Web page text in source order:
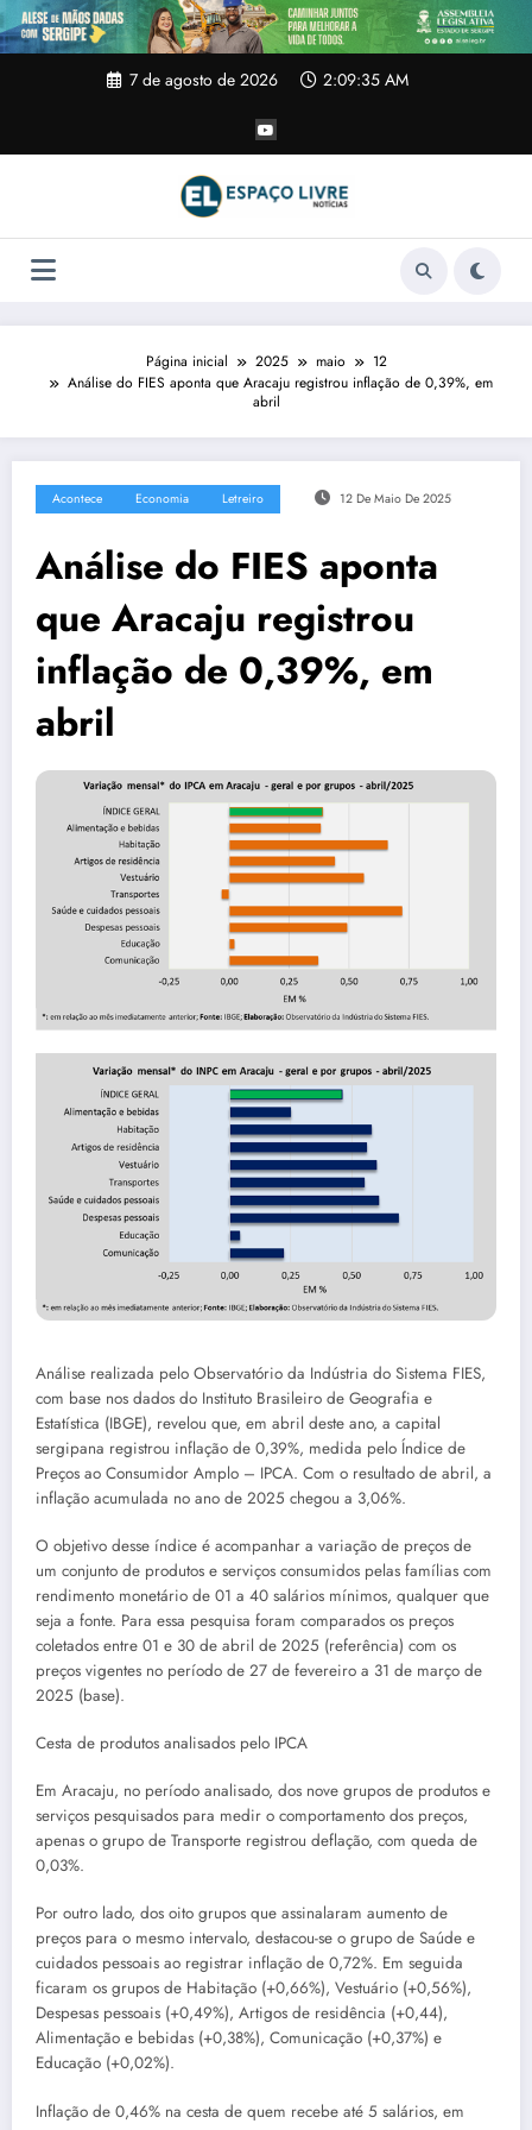
Pular
para
o
7 de agosto de 2026 2:09:36 AM
Página inicial 2025 maio
12
Análise do FIES aponta que Aracaju registrou inflação de 0,39%, em
abril
Acontece Economia Letreiro 12 De Maio De 2025
Análise do FIES aponta
que Aracaju registrou
inflação de 0,39%, em
abril
Análise realizada pelo Observatório da Indústria do Sistema FIES,
com base nos dados do Instituto Brasileiro de Geografia e
Estatística (IBGE), revelou que, em abril deste ano, a capital
sergipana registrou inflação de 0,39%, medida pelo Índice de
Preços ao Consumidor Amplo – IPCA. Com o resultado de abril, a
inflação acumulada no ano de 2025 chegou a 3,06%.
O objetivo desse índice é acompanhar a variação de preços de
um conjunto de produtos e serviços consumidos pelas famílias com
rendimento monetário de 01 a 40 salários mínimos, qualquer que
seja a fonte. Para essa pesquisa foram comparados os preços
coletados entre 01 e 30 de abril de 2025 (referência) com os
preços vigentes no período de 27 de fevereiro a 31 de março de
2025 (base).
Cesta de produtos analisados pelo IPCA
Em Aracaju, no período analisado, dos nove grupos de produtos e
serviços pesquisados para medir o comportamento dos preços,
apenas o grupo de Transporte registrou deflação, com queda de
0,03%.
Por outro lado, dos oito grupos que assinalaram aumento de
preços para o mesmo intervalo, destacou-se o grupo de Saúde e
cuidados pessoais ao registrar inflação de 0,72%. Em seguida
ficaram os grupos de Habitação (+0,66%), Vestuário (+0,56%),
Despesas pessoais (+0,49%), Artigos de residência (+0,44),
Alimentação e bebidas (+0,38%), Comunicação (+0,37%) e
Educação (+0,02%).
Inflação de 0,46% na cesta de quem recebe até 5 salários, em